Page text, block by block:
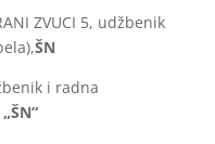
ZVUCI 5, udžbenik
ŠN
i radna
„ŠN“